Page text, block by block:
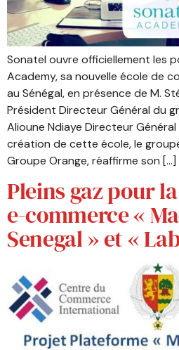
Sonatel ouvre officiellement les
Academy, sa nouvelle école de
au Sénégal, en présence de M.
Président Directeur Général du
Alioune Ndiaye Directeur
création de cette école, le
Groupe Orange, réaffirme son […]
Pleins gaz pour
e-commerce «
Senegal » et «